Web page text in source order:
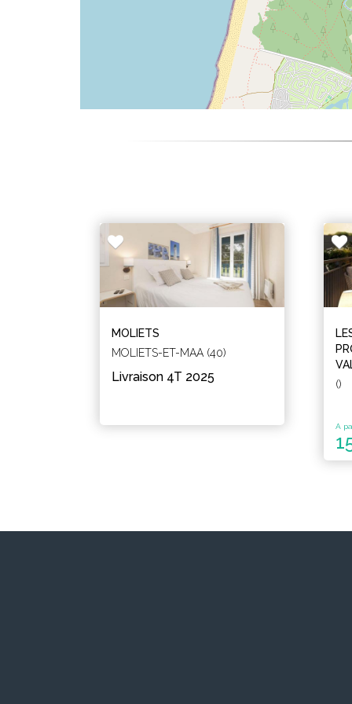
MOLIETS
MOLIETS-ET-MAA (40)
Livraison 4T 2025
()
A